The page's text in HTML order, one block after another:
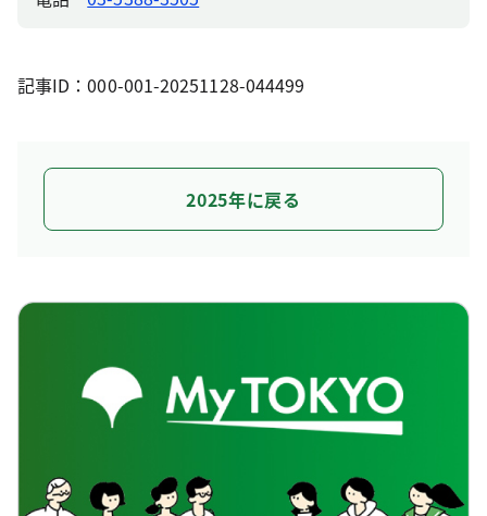
記事ID：000-001-20251128-044499
2025年に戻る